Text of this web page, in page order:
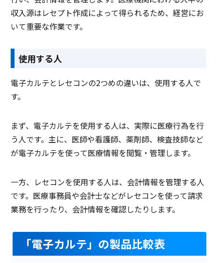
収入源はレセプト作成によって得られるため、経営にお
いて重要な作業です。
使用する人
電子カルテとレセコンの2つめの違いは、使用する人で
す。
まず、電子カルテを使用する人は、実際に医療行為を行
う人です。主に、医師や看護師、薬剤師、検査技師など
が電子カルテを使って医療情報を閲覧・管理します。
一方、レセコンを使用する人は、会計情報を管理する人
です。医療事務員や会計士などがレセコンを使って請求
業務を行ったり、会計情報を確認したりします。
「電子カルテ」の製品比較表